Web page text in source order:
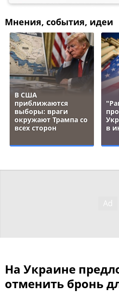
Мнения, события, идеи
В США
приближаются
выборы: враги
окружают Трампа со
всех сторон
в
На Украине
отменить бронь